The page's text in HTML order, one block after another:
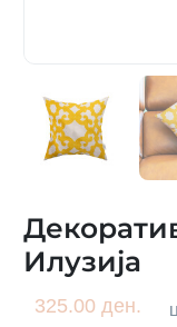
Илузија
325.00 ден.